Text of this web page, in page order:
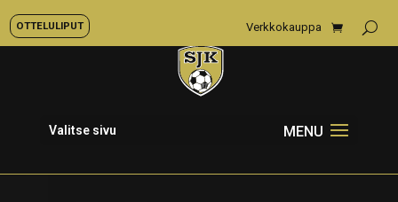
OTTELULIPUT Verkkokauppa
Valitse sivu